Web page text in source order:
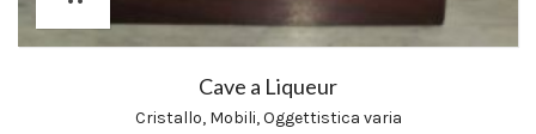
Cave a Liqueur
Cristallo, Mobili,Oggettistica varia